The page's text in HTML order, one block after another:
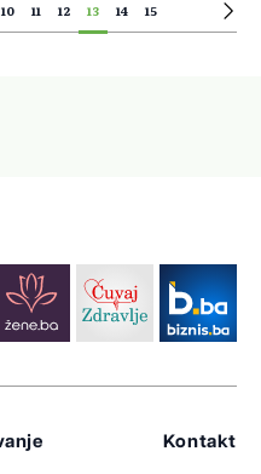
10 11 12 13 14 15
Kontakt